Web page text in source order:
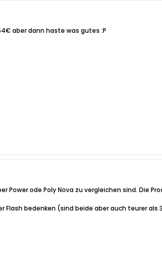
aber dann haste was gutes :P
Power ode Poly Nova zu vergleichen sind. Die
Flash bedenken (sind beide aber auch teurer